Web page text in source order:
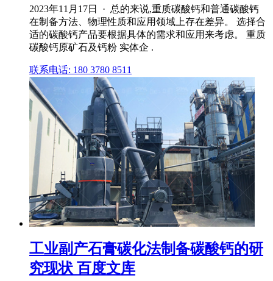
2023年11月17日 · 总的来说,重质碳酸钙和普通碳酸钙
在制备方法、物理性质和应用领域上存在差异。 选择合
适的碳酸钙产品要根据具体的需求和应用来考虑。 重质
碳酸钙原矿石及钙粉 实体企 .
联系电话: 180 3780 8511
工业副产石膏碳化法制备碳酸钙的研
究现状 百度文库